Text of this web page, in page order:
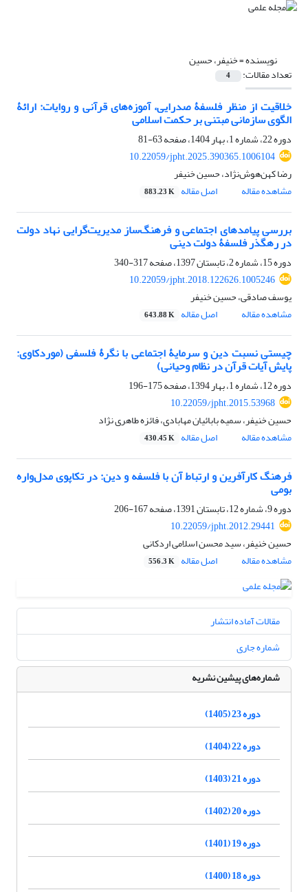
نویسنده =خنیفر، حسین
تعداد مقالات: 4
خلاقیت از منظر فلسفۀ صدرایی، آموزه‌های قرآنی و روایات: ارائۀ
الگوی سازمانی مبتنی بر حکمت اسلامی
دوره 22، شماره 1، بهار 1404، صفحه
63-81
10.22059/jpht.2025.390365.1006104
رضا کهن‌هوش‌نژاد، حسین خنیفر
مشاهده مقاله
اصل مقاله 883.23 K
بررسی پیامدهای اجتماعی و فرهنگ‌ساز مدیریت‌گرایی نهاد دولت
در رهگذر فلسفۀ دولت دینی
دوره 15، شماره 2، تابستان 1397، صفحه
317-340
10.22059/jpht.2018.122626.1005246
یوسف صادقی، حسین خنیفر
مشاهده مقاله
اصل مقاله 643.88 K
چیستی نسبت دین و سرمایۀ اجتماعی با نگرۀ فلسفی (مورد‌کاوی:
پایش آیات قرآن در نظام وحیانی)
دوره 12، شماره 1، بهار 1394، صفحه
175-196
10.22059/jpht.2015.53968
حسین خنیفر، سمیه بابائیان مهابادی، فائزه طاهری نژاد
مشاهده مقاله
اصل مقاله 430.45 K
فرهنگ کارآفرین و ارتباط آن با فلسفه و دین: در تکاپوی مدل‌واره
بومی
دوره 9، شماره 12، تابستان 1391، صفحه
167-206
10.22059/jpht.2012.29441
حسین خنیفر، سید محسن اسلامی اردکانی
مشاهده مقاله
اصل مقاله 556.3 K
مقالات آماده انتشار
شماره جاری
شماره‌های پیشین نشریه
دوره 23 (1405)
دوره 22 (1404)
دوره 21 (1403)
دوره 20 (1402)
دوره 19 (1401)
دوره 18 (1400)